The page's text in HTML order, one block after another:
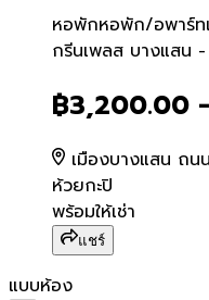
หอพักหอพัก/อพาร์ท
กรีนเพลส
กรีนเพลส บางแสน -
฿3,200.00
เมืองบางแสน ถน
ห้วยกะปิ
พร้อมให้เช่า
แชร์
แบบห้อง